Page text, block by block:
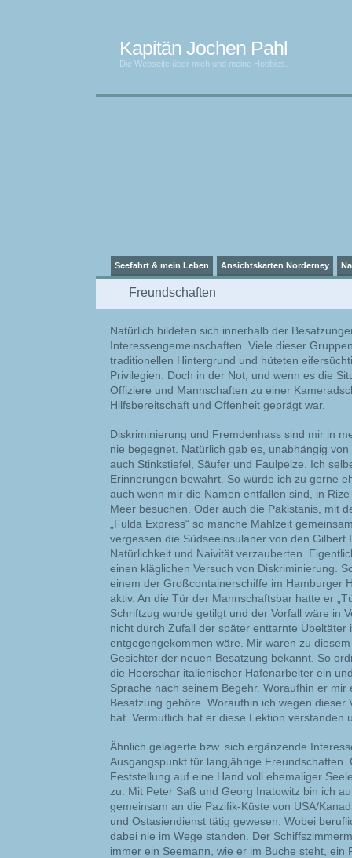
Kapitän Jochen Pahl
Die Webseite über mich und meine Hobbies.
Seefahrt & mein Leben Ansichtskarten Norderney
Freundschaften
Natürlich bildeten sich innerhalb der
Interessengemeinschaften. Viele dieser
traditionellen Hintergrund und hüteten
Privilegien. Doch in der Not, und wenn es die
Offiziere und Mannschaften zu einer
Hilfsbereitschaft und Offenheit geprägt war.
Diskriminierung und Fremdenhass sind mir in
nie begegnet. Natürlich gab es, unabhängig
auch Stinkstiefel, Säufer und Faulpelze. Ich
Erinnerungen bewahrt. So würde ich zu gerne
auch wenn mir die Namen entfallen sind, in
Meer besuchen. Oder auch die Pakistanis, mit
„Fulda Express“ so manche Mahlzeit
vergessen die Südseeinsulaner von den Gilbert
Natürlichkeit und Naivität verzauberten.
einen kläglichen Versuch von Diskriminierung.
einem der Großcontainerschiffe im Hamburger
aktiv. An die Tür der Mannschaftsbar hatte er
Schriftzug wurde getilgt und der Vorfall wäre in
nicht durch Zufall der später enttarnte Übeltäter
entgegengekommen wäre. Mir waren zu
Gesichter der neuen Besatzung bekannt. So
die Heerschar italienischer Hafenarbeiter ein
Sprache nach seinem Begehr. Woraufhin er
Besatzung gehöre. Woraufhin ich wegen dieser
bat. Vermutlich hat er diese Lektion verstanden
Ähnlich gelagerte bzw. sich ergänzende
Ausgangspunkt für langjährige
Feststellung auf eine Hand voll ehemaliger
zu. Mit Peter Saß und Georg Inatowitz bin ich
gemeinsam an die Pazifik-Küste von USA/
und Ostasiendienst tätig gewesen. Wobei
dabei nie im Wege standen. Der
immer ein Seemann, wie er im Buche steht, ein